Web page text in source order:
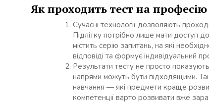
Як проходить тест на професію
Сучасні технології дозволяють
Підлітку потрібно лише мати доступ
містить серію запитань, на які
відповіді та формує індивідуальний
Результати тесту не просто
напрями можуть бути підходящими.
навчання — які предмети краще
компетенції варто розвивати вже